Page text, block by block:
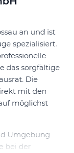
an und ist
spezialisiert.
das sorgfältige
Die
mit den
möglichst
Umgebung
bei der